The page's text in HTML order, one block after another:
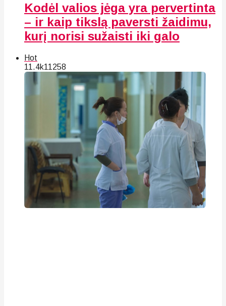
Kodėl valios jėga yra pervertinta
– ir kaip tikslą paversti žaidimu,
kurį norisi sužaisti iki galo
Hot
11.4k11258